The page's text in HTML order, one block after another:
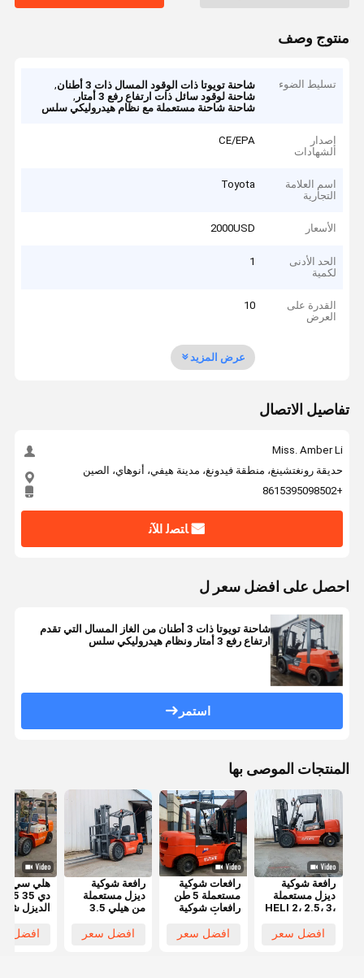
منتوج وصف
تسليط الضوء شاحنة تويوتا ذات الوقود المسال ذات 3 أطنان
,
شاحنة لوقود سائل ذات ارتفاع رفع 3 أمتار
,
شاحنة شاحنة مستعملة مع نظام هيدروليكي سلس
إصدار
الشهادات
CE/EPA
اسم العلامة
التجارية
Toyota
الأسعار 2000USD
الحد الأدنى
لكمية
1
القدرة على
العرض
10
عرض المزيد
تفاصيل الاتصال
Miss. Amber Li
حديقة رونغتشينغ، منطقة فيدونغ، مدينة هيفي، أنوهاي، الصين
+8615395098502
ﺎﺘﺼﻟ ﺍﻶﻧ
احصل على افضل سعر ل
شاحنة تويوتا ذات 3 أطنان من الغاز المسال التي تقدم
ارتفاع رفع 3 أمتار ونظام هيدروليكي سلس
استمر
المنتجات الموصى بها
رافعة شوكية
ديزل مستعملة
HELI 2، 2.5، 3،
ممتازة وسعر
افضل سعر
رافعات شوكية
مستعملة 5 طن
رافعات شوكية
رافعات شوكية
افضل سعر
رافعة شوكية
ديزل مستعملة
من هيلي 3.5
افضل سعر
هلي سي
الديزل
مصنع مع
افضل